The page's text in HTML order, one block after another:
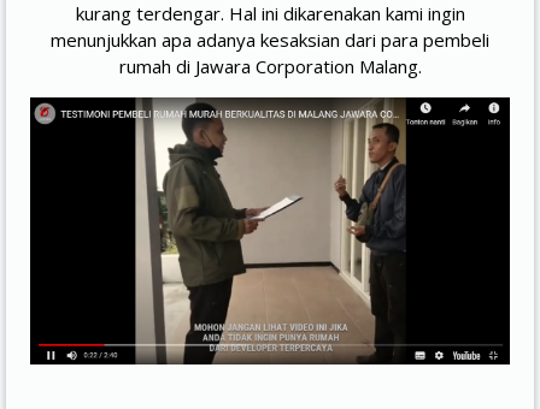
kurang terdengar. Hal ini dikarenakan kami ingin
menunjukkan apa adanya kesaksian dari para pembeli
rumah di Jawara Corporation Malang.